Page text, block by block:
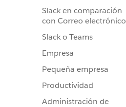
Slack en comparación
con Correo electrónico
Slack o Teams
Empresa
Pequeña empresa
Productividad
Administración de